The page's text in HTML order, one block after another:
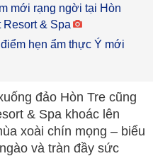
mới rạng ngời tại Hòn
Resort & Spa
hẹn ẩm thực Ý mới
đảo Hòn Tre cũng
& Spa khoác lên
xoài chín mọng – biểu
và tràn đầy sức